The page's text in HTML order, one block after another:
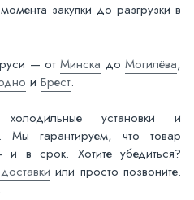
закупки до разгрузки в
— отМинска доМогилёва,
и Брест.
установки и
Мы гарантируем, что товар
в срок. Хотите убедиться?
или просто позвоните.